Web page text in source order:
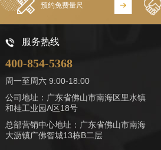
预约免费量尺
服务热线
400-854-5368
周一至周六 9:00-18:00
公司地址：广东省佛山市南海区里水镇
和桂工业园A区18号
总部营销中心地址：广东省佛山市南海
大沥镇广佛智城13栋B二层